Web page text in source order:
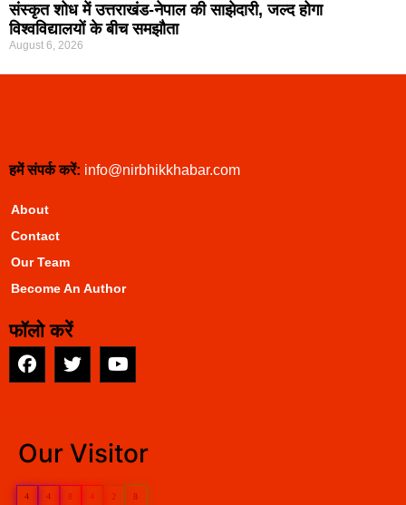
संस्कृत शोध में उत्तराखंड-नेपाल की साझेदारी, जल्द होगा
विश्वविद्यालयों के बीच समझौता
August 6, 2026
हमें संपर्क करें: info@nirbhikkhabar.com
About
Contact
Our Team
Become An Author
फॉलो करें
Our Visitor
4 4 8 4 2 8